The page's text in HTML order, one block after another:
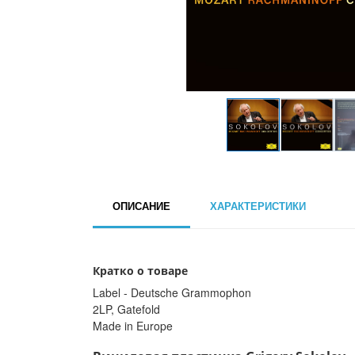
ОПИСАНИЕ ХАРАКТЕРИСТИКИ
Кратко о товаре
Label - Deutsche Grammophon
2LP, Gatefold
Made in Europe